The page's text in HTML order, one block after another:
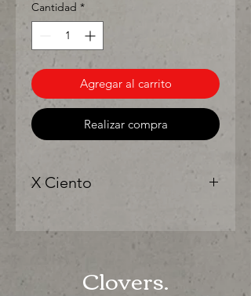
Cantidad *
Agregar al carrito
Realizar compra
X Ciento
"Ya sea para comprar o para surtir,
solo los mejores precios para tu
tienda o proyecto" venta por ciento
Clovers.